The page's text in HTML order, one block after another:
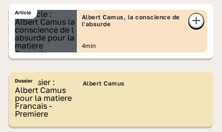
Article
Albert Camus, la conscience de
l'absurde
4min
Dossier Albert Camus